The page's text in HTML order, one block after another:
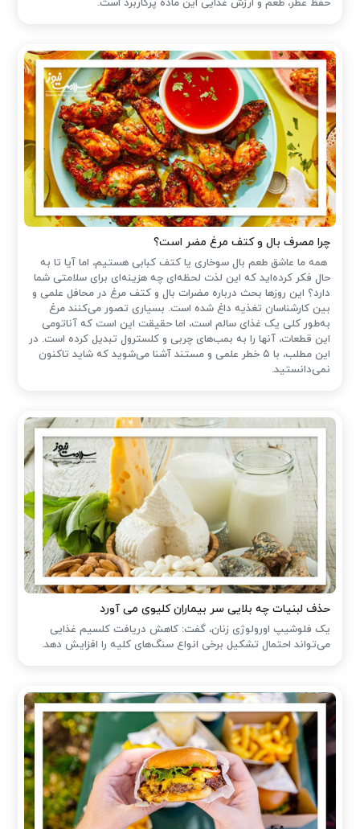
حفظ عطر، طعم و ارزش غذایی این ماده پرکاربرد است.
چرا مصرف بال و کتف مرغ مضر است؟
همه ما عاشق طعم بال سوخاری یا کتف کبابی هستیم، اما آیا تا به
حال فکر کرده‌اید که این لذت لحظه‌ای چه هزینه‌ای برای سلامتی شما
دارد؟ این روزها بحث درباره مضرات بال و کتف مرغ در محافل علمی و
بین کارشناسان تغذیه داغ شده است. بسیاری تصور می‌کنند مرغ
به‌طور کلی یک غذای سالم است، اما حقیقت این است که آناتومی
این قطعات، آنها را به بمب‌های چربی و کلسترول تبدیل کرده است. در
این مطلب، با ۵ خطر علمی و مستند آشنا می‌شوید که شاید تاکنون
نمی‌دانستید.
حذف لبنیات چه بلایی سر بیماران کلیوی می آورد
یک فلوشیپ اورولوژی زنان، گفت: کاهش دریافت کلسیم غذایی
می‌تواند احتمال تشکیل برخی انواع سنگ‌های کلیه را افزایش دهد.